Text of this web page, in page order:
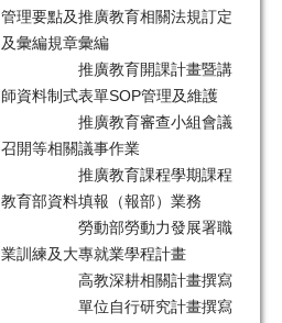
管理要點及推廣教育相關法規訂定
及彙編規章彙編
推廣教育開課計畫暨講
師資料制式表單SOP管理及維護
推廣教育審查小組會議
召開等相關議事作業
推廣教育課程學期課程
教育部資料填報（報部）業務
勞動部勞動力發展署職
業訓練及大專就業學程計畫
高教深耕相關計畫撰寫
單位自行研究計畫撰寫